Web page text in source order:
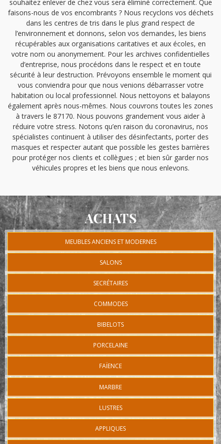
souhaitez enlever de chez vous sera éliminé correctement. Que
faisons-nous de vos encombrants ? Nous recyclons vos déchets
dans les centres de tris dans le plus grand respect de
l’environnement et donnons, selon vos demandes, les biens
récupérables aux organisations caritatives et aux écoles, en
votre nom ou anonymement. Pour les archives confidentielles
d’entreprise, nous procédons dans le respect et en toute
sécurité à leur destruction. Prévoyons ensemble le moment qui
vous conviendra pour que nous venions débarrasser votre
habitation ou local professionnel. Nous nettoyons et balayons
également après nous-mêmes. Nous couvrons toutes les zones
à travers le 87170. Nous pouvons grandement vous aider à
réduire votre stress. Notons qu’en raison du coronavirus, nos
spécialistes continuent à utiliser des désinfectants, porter des
masques et respecter autant que possible les gestes barrières
pour protéger nos clients et collègues ; et bien sûr garder nos
véhicules propres et les biens que nous enlevons.
ACHATS
MEUBLES ANCIENS ET MODERNES
SALONS
SECRÉTAIRES
COMMODES
BIBELOTS
PORCELAINE
FAÏENCE
MARBRE
LUSTRES
APPLIQUES